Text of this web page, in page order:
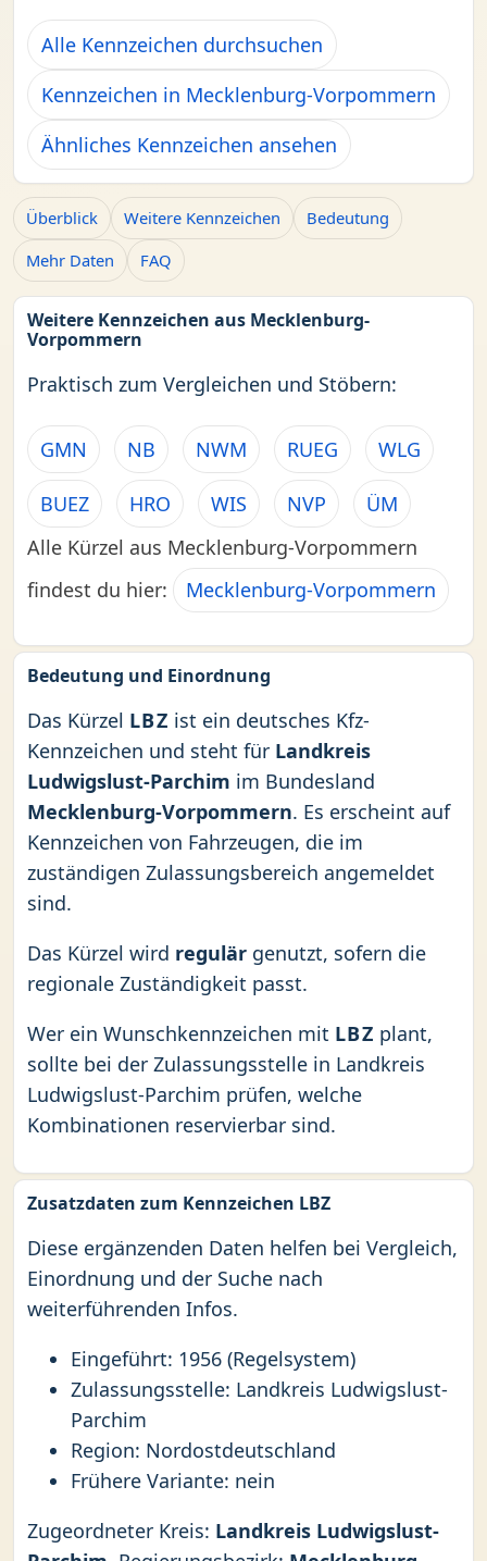
Alle Kennzeichen durchsuchen
Kennzeichen in Mecklenburg-Vorpommern
Ähnliches Kennzeichen ansehen
Überblick Weitere Kennzeichen
Bedeutung
Mehr Daten
FAQ
Weitere Kennzeichen aus Mecklenburg-
Vorpommern
Praktisch zum Vergleichen und Stöbern:
GMN NB NWM RUEG WLG
BUEZ HRO WIS NVP
ÜM
Alle Kürzel aus Mecklenburg-Vorpommern
findest du hier:
Mecklenburg-Vorpommern
Bedeutung und Einordnung
Das Kürzel LBZ ist ein deutsches Kfz-
Kennzeichen und steht für Landkreis
Ludwigslust-Parchim im Bundesland
Mecklenburg-Vorpommern. Es erscheint auf
Kennzeichen von Fahrzeugen, die im
zuständigen Zulassungsbereich angemeldet
sind.
Das Kürzel wird regulär genutzt, sofern die
regionale Zuständigkeit passt.
Wer ein Wunschkennzeichen mit LBZ plant,
sollte bei der Zulassungsstelle in Landkreis
Ludwigslust-Parchim prüfen, welche
Kombinationen reservierbar sind.
Zusatzdaten zum Kennzeichen LBZ
Diese ergänzenden Daten helfen bei Vergleich,
Einordnung und der Suche nach
weiterführenden Infos.
Eingeführt: 1956 (Regelsystem)
Zulassungsstelle: Landkreis Ludwigslust-
Parchim
Region: Nordostdeutschland
Frühere Variante: nein
Zugeordneter Kreis: Landkreis Ludwigslust-